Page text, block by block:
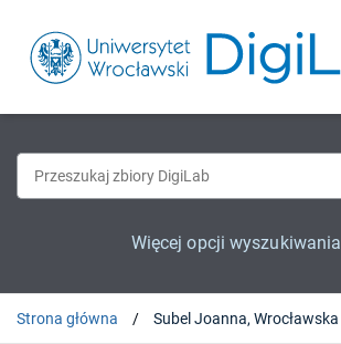
Więcej opcji wyszukiwania
Strona główna